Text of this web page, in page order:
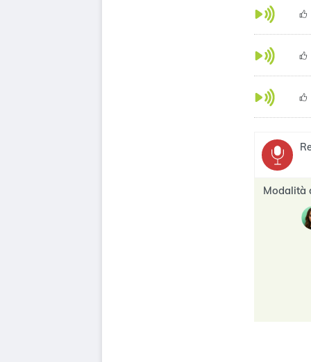
Modalità